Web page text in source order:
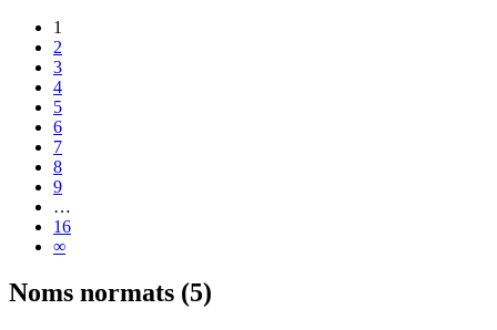
1
2
3
4
5
6
7
8
9
…
16
∞
Noms normats (5)